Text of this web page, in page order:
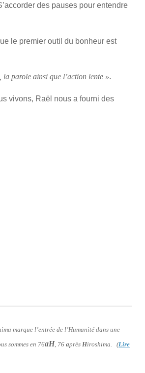
des pauses pour entendre
le premier outil du bonheur est
la parole ainsi que l’action lente ».
vivons, Raël nous a fourni des
marque l’entrée de l’Humanité dans une
sommes en 76aH , 76 après Hiroshima. (Lire